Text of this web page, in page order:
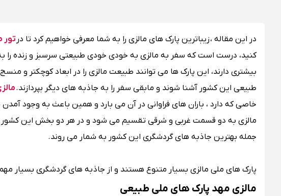
در این مقاله ، زیباترین پارک های مالزی را به شما معرفی خواهیم کرد تا در تور
کنید، درست است که سفر به مالزی به خودی خودی طبیعتی سرسبز و زنده را
بیشتری دارند، این پارک ها می توانند طبیعت مالزی را در ابعاد کوچکتر و
طبیعی این کشور آشنا شوند و مابقی سفر را به جاذبه های دیگر بپردازند.
خاصی که دارد ، باران های فراوانی در آن می بارد و همین باعث به وجود
مالزی به دو قسمت غربی و شرقی تقسیم می شود و در هر دو بخش این کشور
جمله بهترین جاذبه های گردشگری این کشور به شمار می روند.
پارک های ملی مالزی بسیار متنوع هستند و از جاذبه های گردشگری
مالزی مهد پارک های ملی طبیعی